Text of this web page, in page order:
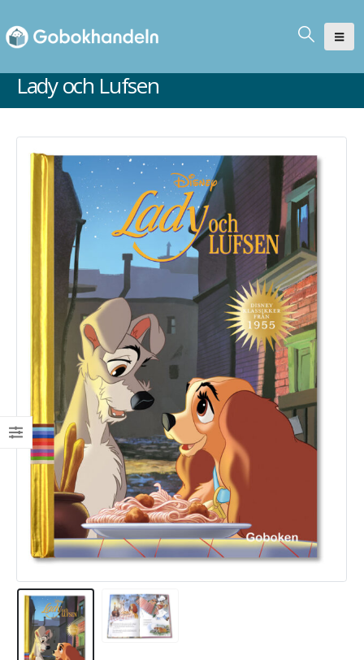
Lady och Lufsen